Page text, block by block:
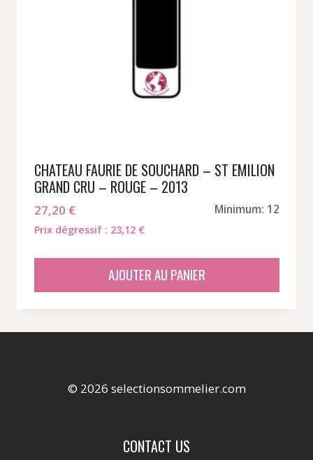
CHATEAU FAURIE DE SOUCHARD – ST EMILION
GRAND CRU – ROUGE – 2013
27,20 € Minimum: 12
Prix dégressif : 23,12 €
AJOUTER AU PANIER
© 2026 selectionsommelier.com
CONTACT US